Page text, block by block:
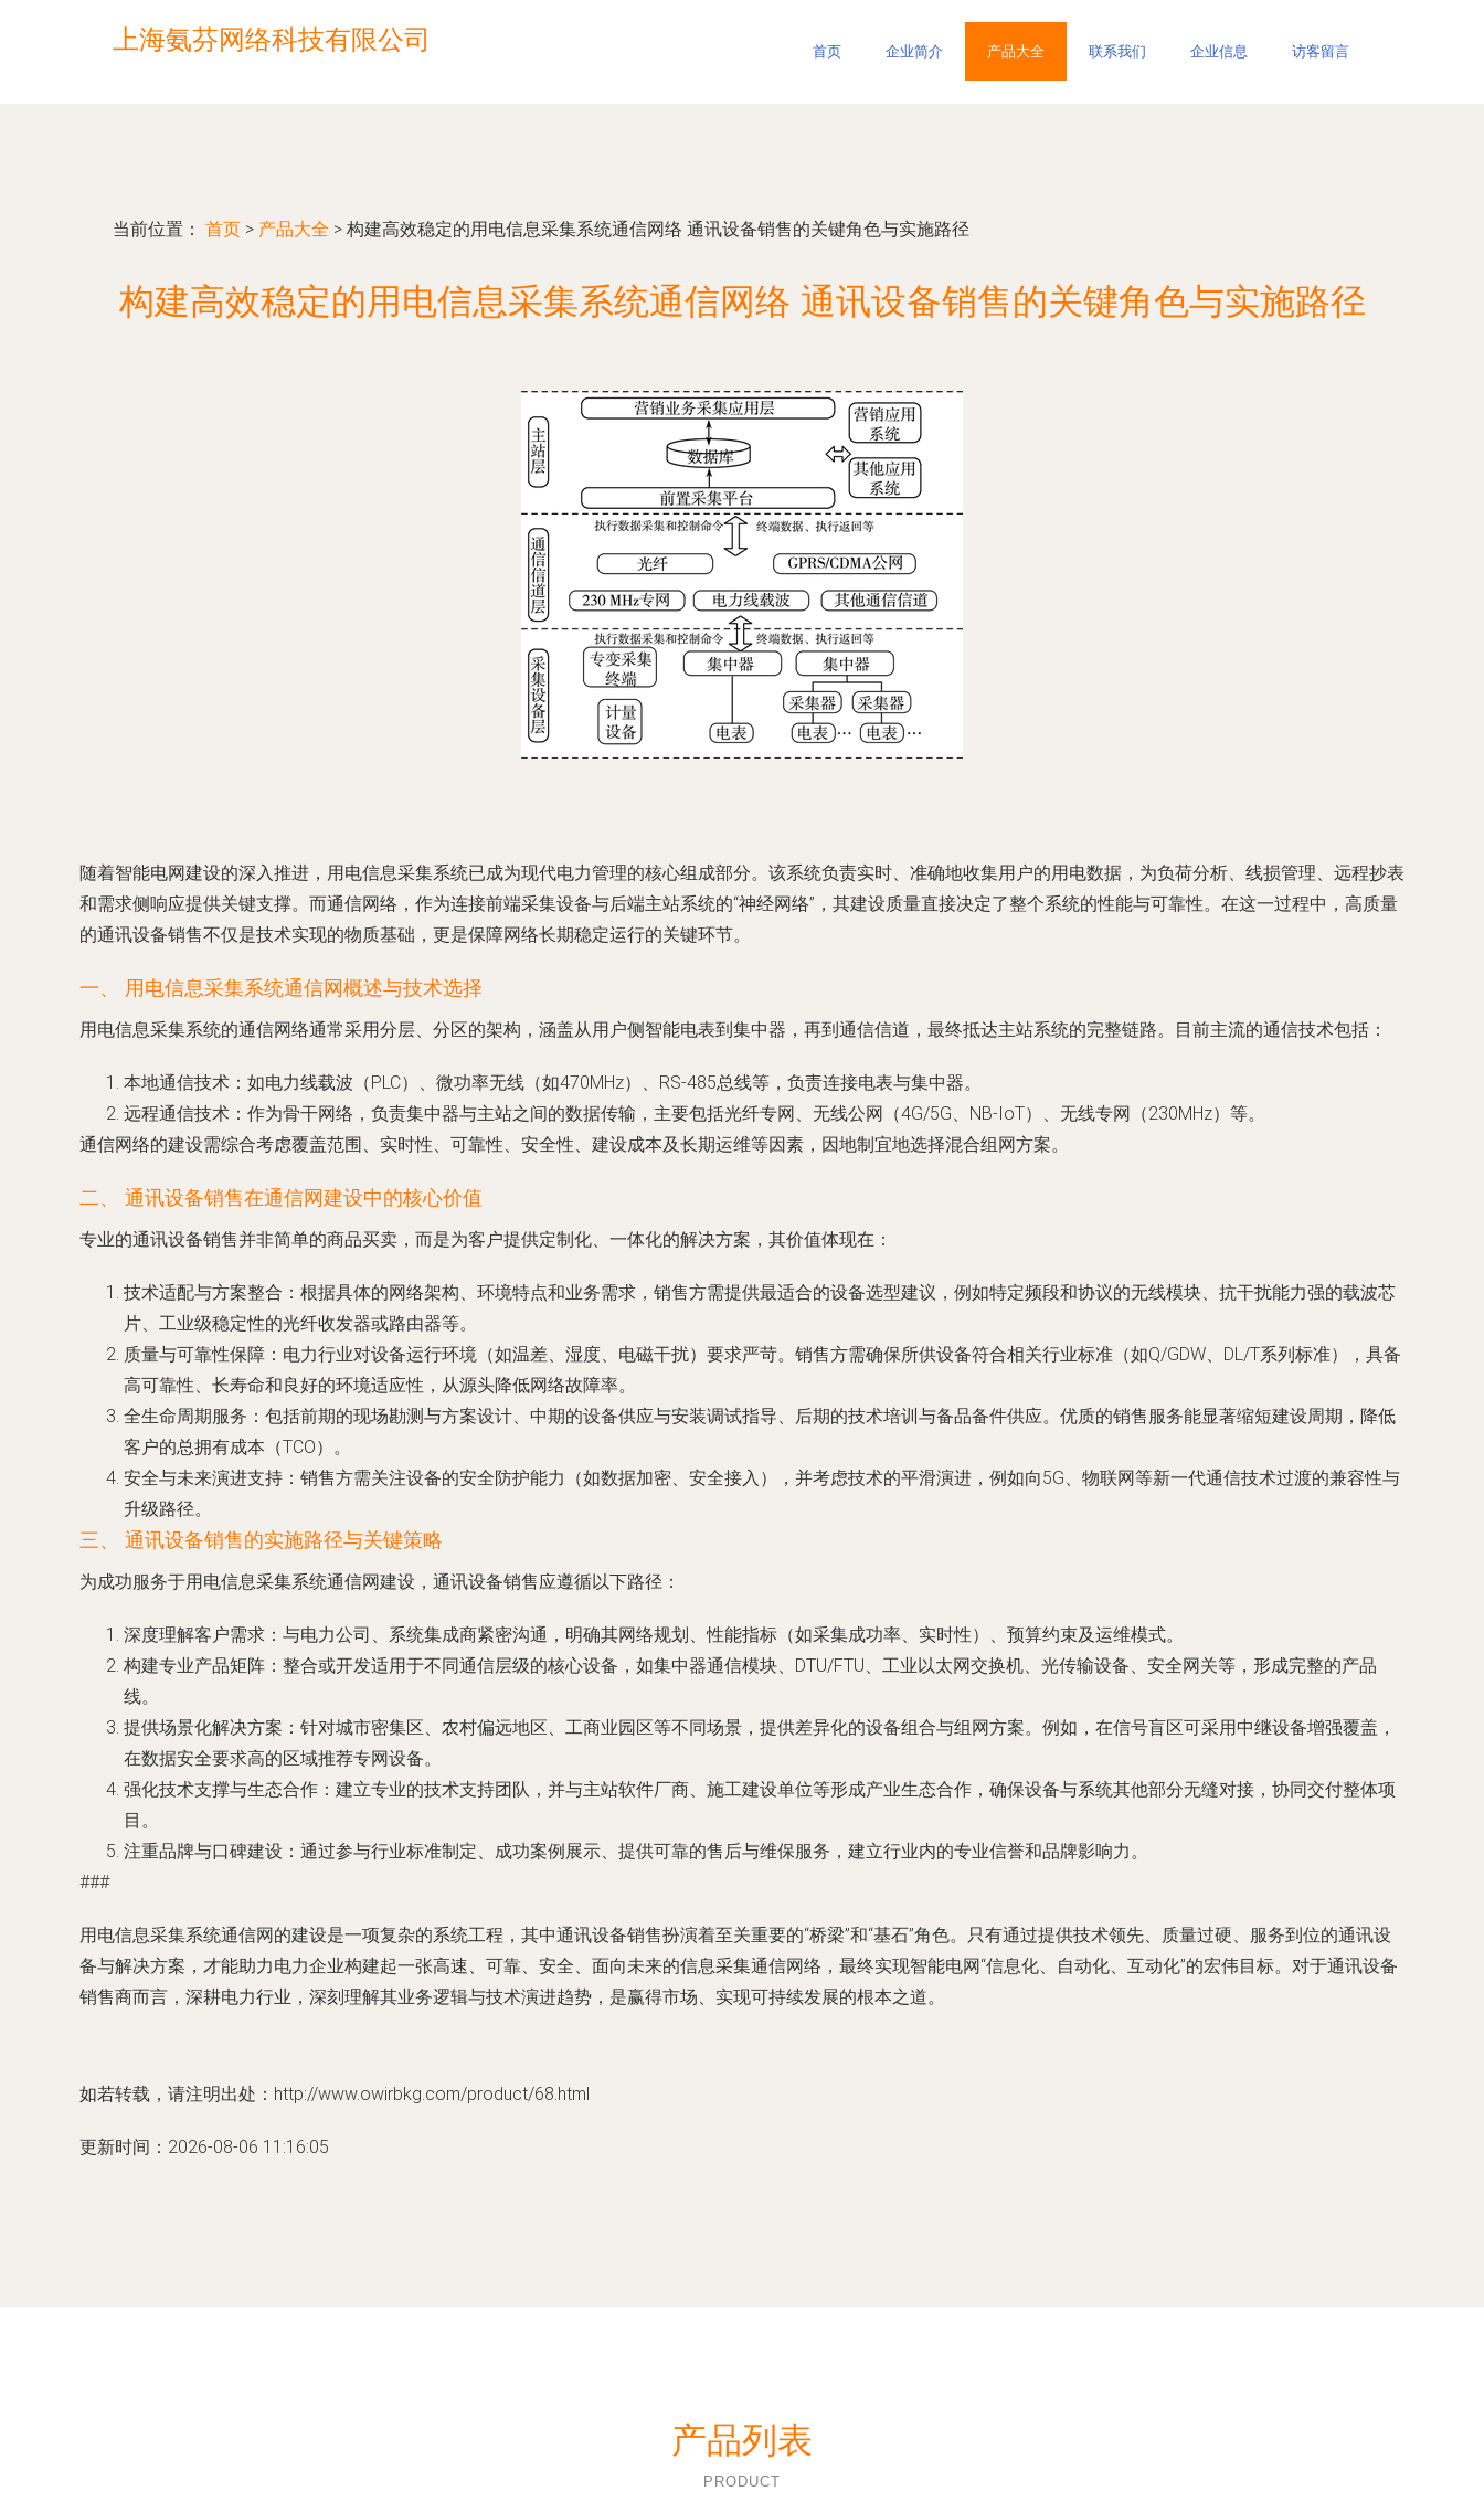
上海氨芬网络科技有限公司 首页 企业简介 产品大全 联系我们 企业信息 访客留言
当前位置： 首页 > 产品大全 > 构建高效稳定的用电信息采集系统通信网络 通讯设备销售的关键角色与实施路径
构建高效稳定的用电信息采集系统通信网络 通讯设备销售的关键角色与实施路径
随着智能电网建设的深入推进，用电信息采集系统已成为现代电力管理的核心组成部分。该系统负责实时、准确地收集用户的用电数据，为负荷分析、线损管理、远程抄表
和需求侧响应提供关键支撑。而通信网络，作为连接前端采集设备与后端主站系统的“神经网络”，其建设质量直接决定了整个系统的性能与可靠性。在这一过程中，高质量
的通讯设备销售不仅是技术实现的物质基础，更是保障网络长期稳定运行的关键环节。
一、 用电信息采集系统通信网概述与技术选择
用电信息采集系统的通信网络通常采用分层、分区的架构，涵盖从用户侧智能电表到集中器，再到通信信道，最终抵达主站系统的完整链路。目前主流的通信技术包括：
本地通信技术 ：如电力线载波（PLC）、微功率无线（如470MHz）、RS-485总线等，负责连接电表与集中器。
远程通信技术 ：作为骨干网络，负责集中器与主站之间的数据传输，主要包括光纤专网、无线公网（4G/5G、NB-IoT）、无线专网（230MHz）等。
通信网络的建设需综合考虑覆盖范围、实时性、可靠性、安全性、建设成本及长期运维等因素，因地制宜地选择混合组网方案。
二、 通讯设备销售在通信网建设中的核心价值
专业的通讯设备销售并非简单的商品买卖，而是为客户提供定制化、一体化的解决方案，其价值体现在：
技术适配与方案整合 ：根据具体的网络架构、环境特点和业务需求，销售方需提供最适合的设备选型建议，例如特定频段和协议的无线模块、抗干扰能力强的载波芯
片、工业级稳定性的光纤收发器或路由器等。
质量与可靠性保障 ：电力行业对设备运行环境（如温差、湿度、电磁干扰）要求严苛。销售方需确保所供设备符合相关行业标准（如Q/GDW、DL/T系列标准），具备
高可靠性、长寿命和良好的环境适应性，从源头降低网络故障率。
全生命周期服务 ：包括前期的现场勘测与方案设计、中期的设备供应与安装调试指导、后期的技术培训与备品备件供应。优质的销售服务能显著缩短建设周期，降低
客户的总拥有成本（TCO）。
安全与未来演进支持 ：销售方需关注设备的安全防护能力（如数据加密、安全接入），并考虑技术的平滑演进，例如向5G、物联网等新一代通信技术过渡的兼容性与
升级路径。
三、 通讯设备销售的实施路径与关键策略
为成功服务于用电信息采集系统通信网建设，通讯设备销售应遵循以下路径：
深度理解客户需求 ：与电力公司、系统集成商紧密沟通，明确其网络规划、性能指标（如采集成功率、实时性）、预算约束及运维模式。
构建专业产品矩阵 ：整合或开发适用于不同通信层级的核心设备，如集中器通信模块、DTU/FTU、工业以太网交换机、光传输设备、安全网关等，形成完整的产品
线。
提供场景化解决方案 ：针对城市密集区、农村偏远地区、工商业园区等不同场景，提供差异化的设备组合与组网方案。例如，在信号盲区可采用中继设备增强覆盖，
在数据安全要求高的区域推荐专网设备。
强化技术支撑与生态合作 ：建立专业的技术支持团队，并与主站软件厂商、施工建设单位等形成产业生态合作，确保设备与系统其他部分无缝对接，协同交付整体项
目。
注重品牌与口碑建设 ：通过参与行业标准制定、成功案例展示、提供可靠的售后与维保服务，建立行业内的专业信誉和品牌影响力。
###
用电信息采集系统通信网的建设是一项复杂的系统工程，其中通讯设备销售扮演着至关重要的“桥梁”和“基石”角色。只有通过提供技术领先、质量过硬、服务到位的通讯设
备与解决方案，才能助力电力企业构建起一张高速、可靠、安全、面向未来的信息采集通信网络，最终实现智能电网“信息化、自动化、互动化”的宏伟目标。对于通讯设备
销售商而言，深耕电力行业，深刻理解其业务逻辑与技术演进趋势，是赢得市场、实现可持续发展的根本之道。
如若转载，请注明出处：http://www.owirbkg.com/product/68.html
更新时间：2026-08-06 11:16:05
产品列表
PRODUCT